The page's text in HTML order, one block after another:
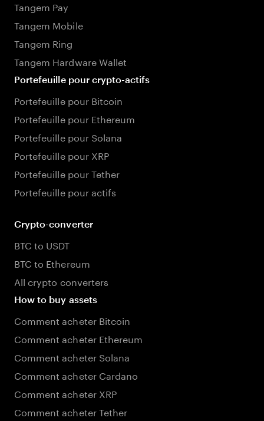
Tangem Pay
Tangem Mobile
Tangem Ring
Tangem Hardware Wallet
Portefeuille pour crypto-actifs
Portefeuille pour Bitcoin
Portefeuille pour Ethereum
Portefeuille pour Solana
Portefeuille pour XRP
Portefeuille pour Tether
Portefeuille pour actifs
Crypto-converter
BTC to USDT
BTC to Ethereum
All crypto converters
How to buy assets
Comment acheter Bitcoin
Comment acheter Ethereum
Comment acheter Solana
Comment acheter Cardano
Comment acheter XRP
Comment acheter Tether